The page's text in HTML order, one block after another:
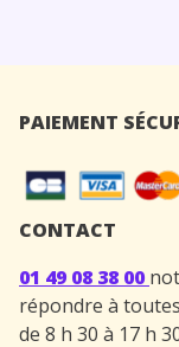
PAIEMENT
CONTACT
01 49 08 38 00
répondre à
de 8 h 30 à 17 h